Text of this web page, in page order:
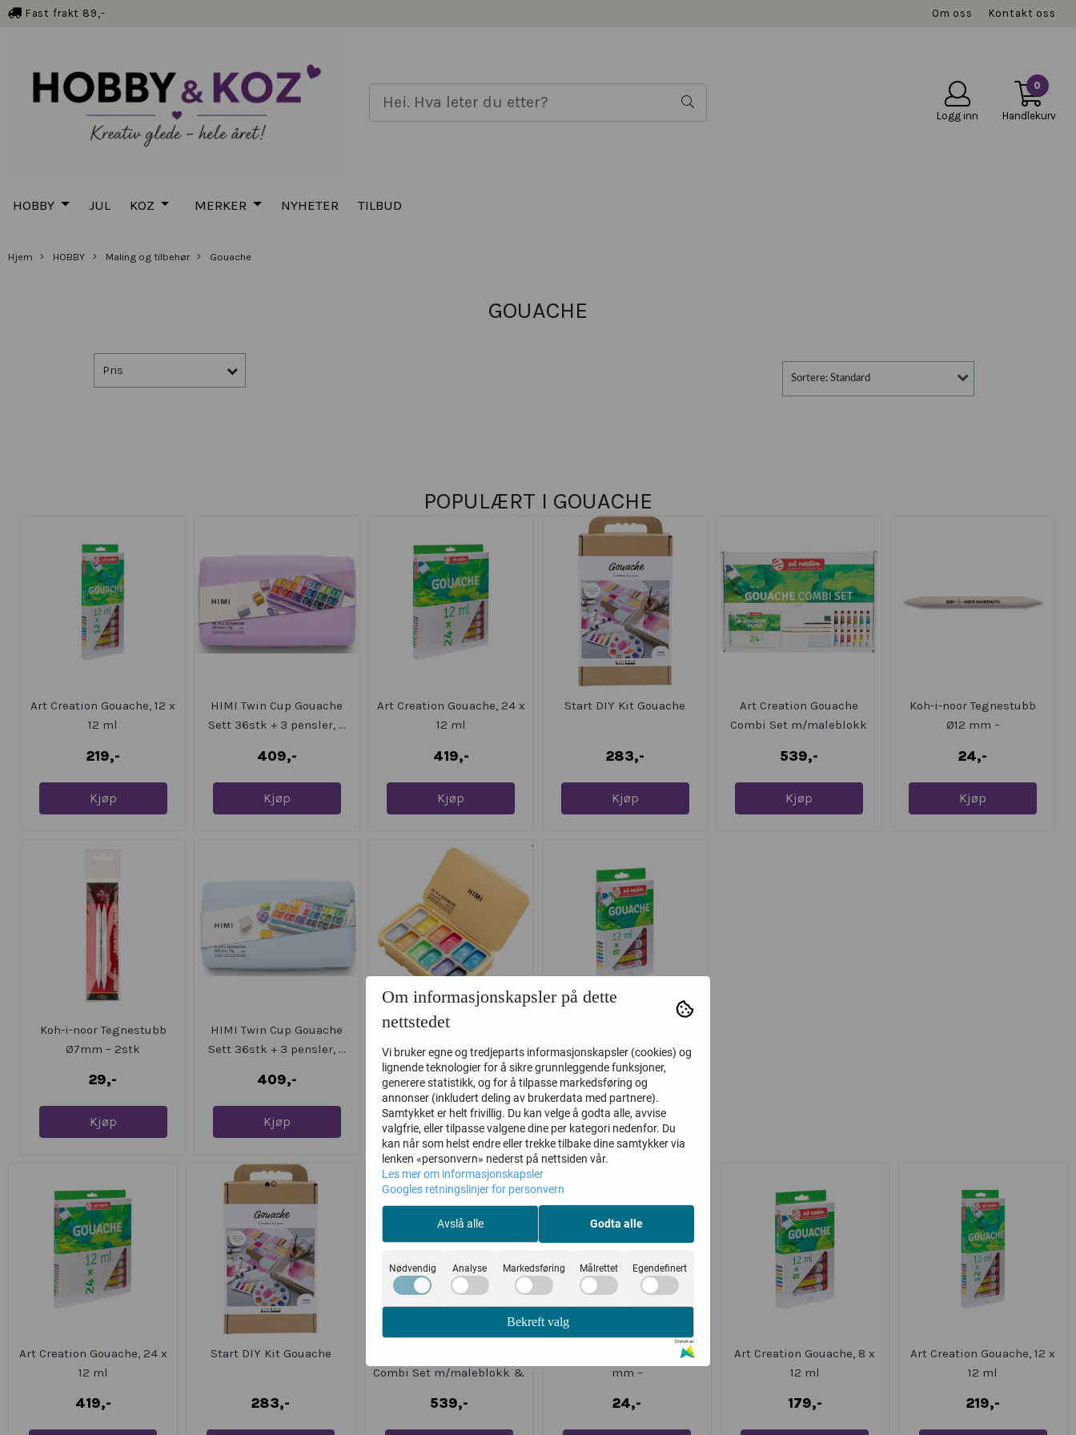
Fast frakt 89,- Om oss Kontakt oss
Logg inn
0
Handlekurv
HOBBY JUL KOZ MERKER NYHETER TILBUD
Hjem HOBBY Maling og tilbehør Gouache
GOUACHE
Pris
Sortere: Standard
POPULÆRT I GOUACHE
Art Creation Gouache, 12 x
12 ml
219,-
Kjøp
HIMI Twin Cup Gouache
Sett 36stk + 3 pensler, ...
409,-
Kjøp
Art Creation Gouache, 24 x
12 ml
419,-
Kjøp
Start DIY Kit Gouache
283,-
Kjøp
Art Creation Gouache
Combi Set m/maleblokk
539,-
Kjøp
Koh-i-noor Tegnestubb
Ø12 mm –
24,-
Kjøp
Koh-i-noor Tegnestubb
Ø7mm – 2stk
29,-
Kjøp
HIMI Twin Cup Gouache
Sett 36stk + 3 pensler, ...
409,-
Kjøp
HIMI Twin Cup Gouache
Sett 12stk, Metallic
179,-
Kjøp
12 ml
179,-
Kjøp
Art Creation Gouache, 24 x
12 ml
419,-
Start DIY Kit Gouache
283,-
Combi Set m/maleblokk &
539,-
Koh-i-noor Tegnestubb Ø12
mm –
24,-
Art Creation Gouache, 8 x
12 ml
179,-
Art Creation Gouache, 12 x
12 ml
219,-
Om informasjonskapsler på dette
nettstedet
Vi bruker egne og tredjeparts informasjonskapsler (cookies) og
lignende teknologier for å sikre grunnleggende funksjoner,
generere statistikk, og for å tilpasse markedsføring og
annonser (inkludert deling av brukerdata med partnere).
Samtykket er helt frivillig. Du kan velge å godta alle, avvise
valgfrie, eller tilpasse valgene dine per kategori nedenfor. Du
kan når som helst endre eller trekke tilbake dine samtykker via
lenken «personvern» nederst på nettsiden vår.
Les mer om informasjonskapsler
Googles retningslinjer for personvern
Avslå alle Godta alle
Nødvendig Analyse Markedsføring Målrettet Egendefinert
Bekreft valg
Drevet av